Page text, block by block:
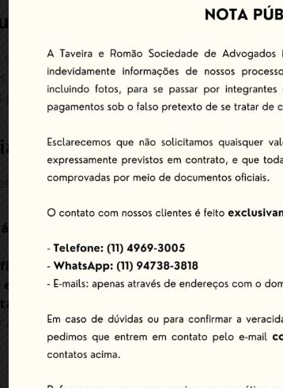
e Reforma Tributária
dos temas mais discutidos no Brasil nos
e pagos, tornando ainda mais fundamental
garantirão que os negócios estejam
de Planejamento
algumas estratégias podem ser
Adequado:
A revisão periódica do
Fiscais:Identificação de incentivos
Societário:Estruturar corretamente a
as obrigações fiscais em dia, garantindo